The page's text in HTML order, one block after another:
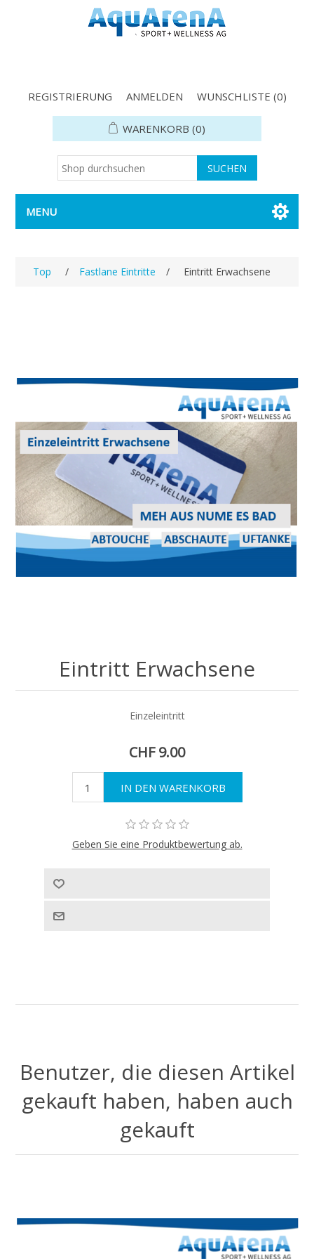
REGISTRIERUNG ANMELDEN WUNSCHLISTE (0)
WARENKORB (0)
MENU
Top / Fastlane Eintritte / Eintritt Erwachsene
Eintritt Erwachsene
Einzeleintritt
CHF 9.00
Geben Sie eine Produktbewertung ab.
Benutzer, die diesen Artikel
gekauft haben, haben auch
gekauft